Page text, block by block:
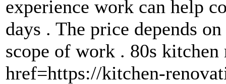
experience work can help
days . The price depends
scope of work . 80s
href=https://kitchen-